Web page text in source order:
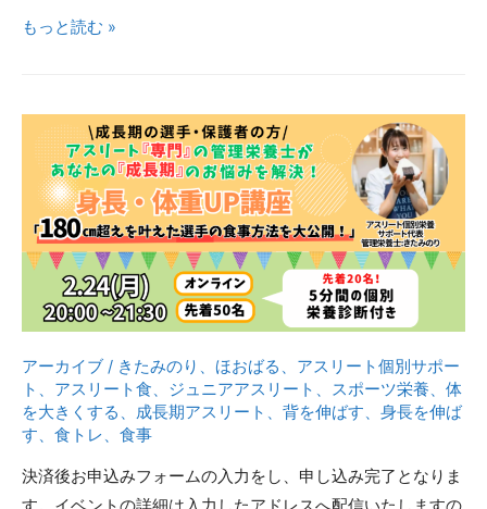
た
選
実
践
し
た
習
タ
リ
は
す
び
る
時
期”を
逃
もっと読む »
アーカイブ / きたみのり 、 ほおばる 、 アスリート個別サポー
ト 、 アスリート食、 ジュニアアスリート 、 スポーツ栄養、 体
を大きくする 、 成長期アスリート 、 背を伸ばす、 身長を伸ば
す、 食トレ 、 食事
決済後お申込みフォームの入力をし、申し込み完了となりま